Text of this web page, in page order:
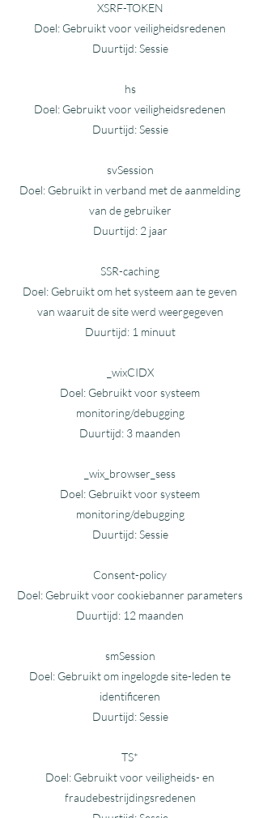
XSRF-TOKEN
Doel: Gebruikt voor veiligheidsredenen
Duurtijd: Sessie
hs
Doel: Gebruikt voor veiligheidsredenen
Duurtijd: Sessie
svSession
Doel: Gebruikt in verband met de aanmelding
van de gebruiker
Duurtijd: 2 jaar
SSR-caching
Doel: Gebruikt om het systeem aan te geven
van waaruit de site werd weergegeven
Duurtijd: 1 minuut
_wixCIDX
Doel: Gebruikt voor systeem
monitoring/debugging
Duurtijd: 3 maanden
_wix_browser_sess
Doel: Gebruikt voor systeem
monitoring/debugging
Duurtijd: Sessie
Consent-policy
Doel: Gebruikt voor cookiebanner parameters
Duurtijd: 12 maanden
smSession
Doel: Gebruikt om ingelogde site-leden te
identificeren
Duurtijd: Sessie
TS*
Doel: Gebruikt voor veiligheids- en
fraudebestrijdingsredenen